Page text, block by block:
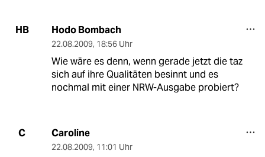
HB Hodo Bombach
22.08.2009, 18:56 Uhr
Wie wäre es denn, wenn gerade jetzt die taz
sich auf ihre Qualitäten besinnt und es
nochmal mit einer NRW-Ausgabe probiert?
C Caroline
22.08.2009, 11:01 Uhr